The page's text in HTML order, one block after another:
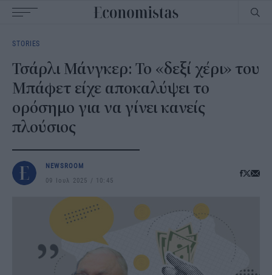
navigation
STORIES
Τσάρλι Μάνγκερ: Το «δεξί χέρι» του
Μπάφετ είχε αποκαλύψει το
ορόσημο για να γίνει κανείς
πλούσιος
NEWSROOM
09 Ιουλ 2025
10:45